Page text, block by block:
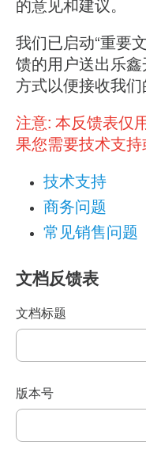
的意见和建议。
我们已启动“重要
馈的用户送出乐
方式以便接收我们
注意: 本反馈表仅
果您需要技术支
技术支持
商务问题
常见销售问题
文档反馈表
文档标题
版本号